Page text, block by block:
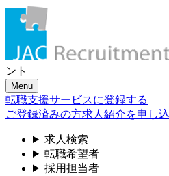
ント
Menu
転職支援サービスに登録する
ご登録済みの方求人紹介を申し
求人検索
転職希望者
採用担当者